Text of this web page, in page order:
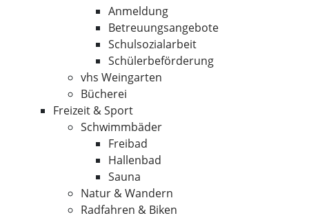
Anmeldung
Betreuungsangebote
Schulsozialarbeit
Schülerbeförderung
vhs Weingarten
Bücherei
Freizeit & Sport
Schwimmbäder
Freibad
Hallenbad
Sauna
Natur & Wandern
Radfahren & Biken